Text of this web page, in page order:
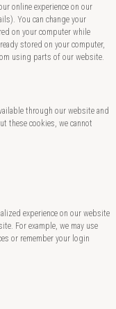
online experience on our
You can change your
on your computer while
stored on your computer,
using parts of our website.
through our website and
these cookies, we cannot
experience on our website
For example, we may use
or remember your login